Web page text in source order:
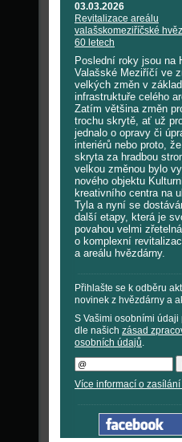
03.03.2026
Revitalizace areálu
valašskomeziříčské
60 letech
Poslední roky jsou na
Valašské Meziříčí ve
velkých změn v
infrastruktuře celého
Zatím většina změn
trochu skrytě, ať už
jednalo o opravy či
interiérů nebo proto,
skryta za hradbou
velkou změnou bylo
nového objektu
kreativního centra na
Tyla a nyní se
další etapy, která je
povahou velmi
o komplexní
a areálu hvězdárny.
Přihlašte se k odběru
novinek z hvězdárny a
S Vašimi osobními údaji
dle našich zásad
osobních údajů.
Více informací o